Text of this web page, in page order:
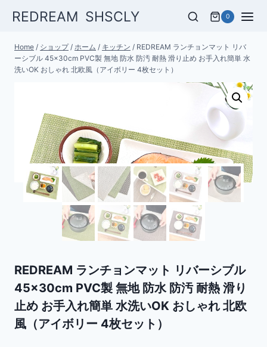
REDREAM SHSCLY 0
Home / ショップ / ホーム / キッチン / REDREAM ランチョンマット リバ
ーシブル 45×30cm PVC製 無地 防水 防汚 耐熱 滑り止め お手入れ簡単 水
洗いOK おしゃれ 北欧風（アイボリー 4枚セット）
REDREAM ランチョンマット リバーシブル
45×30cm PVC製 無地 防水 防汚 耐熱 滑り
止め お手入れ簡単 水洗いOK おしゃれ 北欧
風（アイボリー 4枚セット）